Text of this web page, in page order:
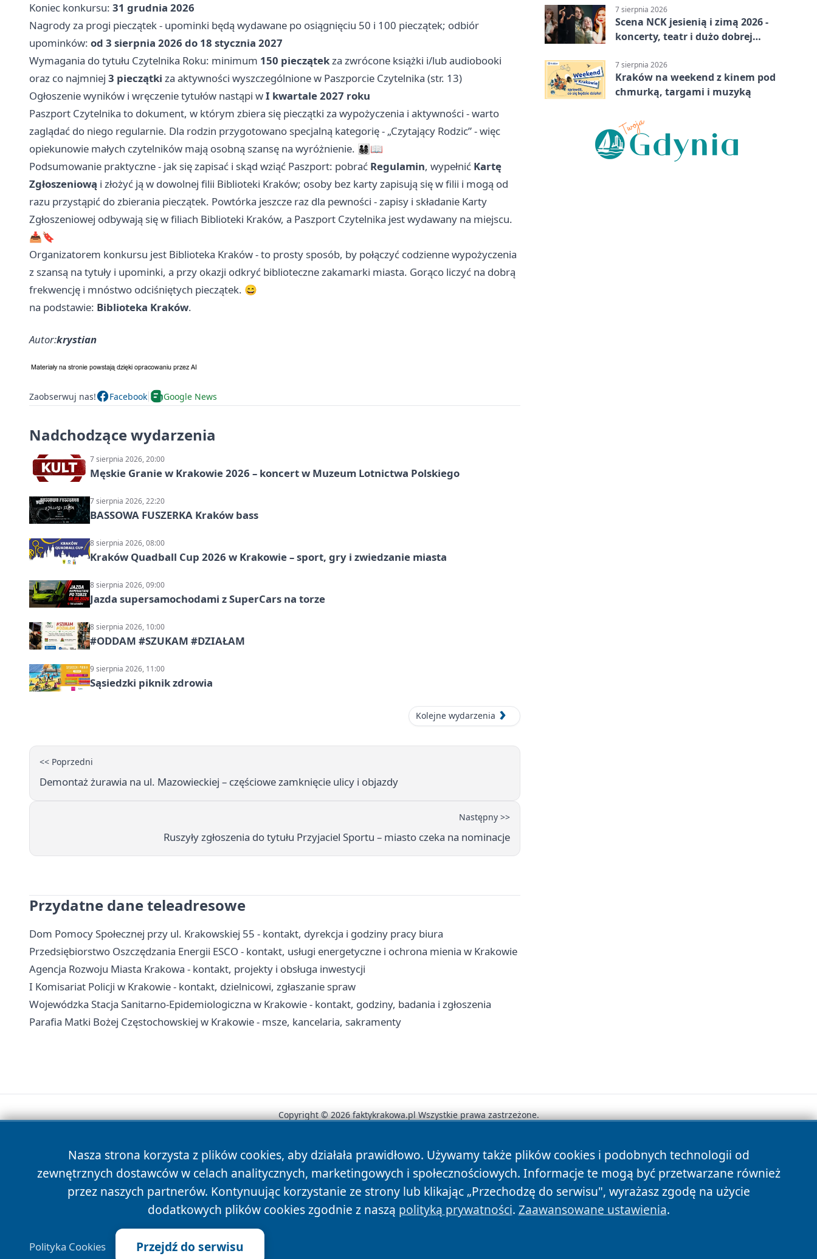
Koniec konkursu: 31 grudnia 2026
Nagrody za progi pieczątek - upominki będą wydawane po osiągnięciu 50 i 100 pieczątek; odbiór
upominków: od 3 sierpnia 2026 do 18 stycznia 2027
Wymagania do tytułu Czytelnika Roku: minimum 150 pieczątekza zwrócone książki i/lub audiobooki
oraz co najmniej 3 pieczątki za aktywności wyszczególnione w Paszporcie Czytelnika (str. 13)
Ogłoszenie wyników i wręczenie tytułów nastąpi wI kwartale 2027 roku
Paszport Czytelnika to dokument, w którym zbiera się pieczątki za wypożyczenia i aktywności - warto
zaglądać do niego regularnie. Dla rodzin przygotowano specjalną kategorię - „Czytający Rodzic” - więc
opiekunowie małych czytelników mają osobną szansę na wyróżnienie. 👨‍👩‍👧‍👦📖
Podsumowanie praktyczne - jak się zapisać i skąd wziąć Paszport: pobrać Regulamin, wypełnić Kartę
Zgłoszeniową i złożyć ją w dowolnej filii Biblioteki Kraków; osoby bez karty zapisują się w filii i mogą od
razu przystąpić do zbierania pieczątek. Powtórka jeszcze raz dla pewności - zapisy i składanie Karty
Zgłoszeniowej odbywają się w filiach Biblioteki Kraków, a Paszport Czytelnika jest wydawany na miejscu.
📥🔖
Organizatorem konkursu jest Biblioteka Kraków - to prosty sposób, by połączyć codzienne wypożyczenia
z szansą na tytuły i upominki, a przy okazji odkryć biblioteczne zakamarki miasta. Gorąco liczyć na dobrą
frekwencję i mnóstwo odciśniętych pieczątek. 😄
na podstawie: Biblioteka Kraków.
Autor:krystian
Zaobserwuj nas! Facebook Google News
Nadchodzące wydarzenia
7 sierpnia 2026, 20:00
Męskie Granie w Krakowie 2026 – koncert w Muzeum Lotnictwa Polskiego
7 sierpnia 2026, 22:20
BASSOWA FUSZERKA Kraków bass
8 sierpnia 2026, 08:00
Kraków Quadball Cup 2026 w Krakowie – sport, gry i zwiedzanie miasta
8 sierpnia 2026, 09:00
Jazda supersamochodami z SuperCars na torze
8 sierpnia 2026, 10:00
#ODDAM #SZUKAM #DZIAŁAM
9 sierpnia 2026, 11:00
Sąsiedzki piknik zdrowia
Kolejne wydarzenia
<< Poprzedni
Demontaż żurawia na ul. Mazowieckiej – częściowe zamknięcie ulicy i objazdy
Następny >>
Ruszyły zgłoszenia do tytułu Przyjaciel Sportu – miasto czeka na nominacje
Przydatne dane teleadresowe
Dom Pomocy Społecznej przy ul. Krakowskiej 55 - kontakt, dyrekcja i godziny pracy biura
Przedsiębiorstwo Oszczędzania Energii ESCO - kontakt, usługi energetyczne i ochrona mienia w Krakowie
Agencja Rozwoju Miasta Krakowa - kontakt, projekty i obsługa inwestycji
I Komisariat Policji w Krakowie - kontakt, dzielnicowi, zgłaszanie spraw
Wojewódzka Stacja Sanitarno-Epidemiologiczna w Krakowie - kontakt, godziny, badania i zgłoszenia
Parafia Matki Bożej Częstochowskiej w Krakowie - msze, kancelaria, sakramenty
7 sierpnia 2026
Scena NCK jesienią i zimą 2026 -
koncerty, teatr i dużo dobrej
7 sierpnia 2026
Kraków na weekend z kinem pod
chmurką, targami i muzyką
Nasza strona korzysta z plików cookies, aby działała prawidłowo. Używamy także plików cookies i podobnych technologii od
zewnętrznych dostawców w celach analitycznych, marketingowych i społecznościowych. Informacje te mogą być przetwarzane również
przez naszych partnerów. Kontynuując korzystanie ze strony lub klikając „Przechodzę do serwisu", wyrażasz zgodę na użycie
dodatkowych plików cookies zgodnie z naszą polityką prywatności. Zaawansowane ustawienia.
Polityka Cookies Przejdź do serwisu
Copyright © 2026 faktykrakowa.pl Wszystkie prawa zastrzeżone.
News Autorzy Polityka Prywatności Polityka Cookies